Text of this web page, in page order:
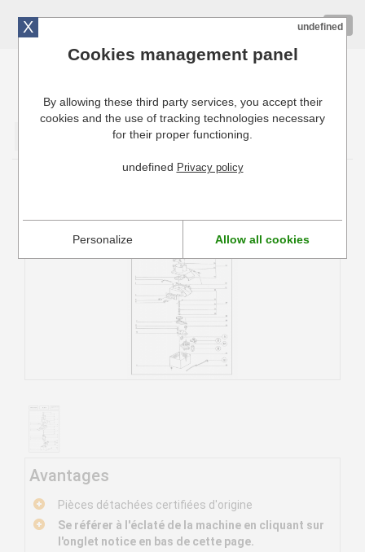
Cuisinresto: Ustensiles de cuisine pour professionnels
Avantages
Pièces détachées certifiées d'origine
Se référer à l'éclaté de la machine en cliquant sur
l'onglet notice en bas de cette page.
X undefined
Cookies management panel
By allowing these third party services, you accept their
cookies and the use of tracking technologies necessary
for their proper functioning.
undefined Privacy policy
Personalize Allow all cookies